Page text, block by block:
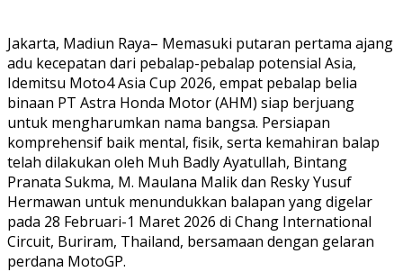
Jakarta, Madiun Raya– Memasuki putaran pertama ajang
adu kecepatan dari pebalap-pebalap potensial Asia,
Idemitsu Moto4 Asia Cup 2026, empat pebalap belia
binaan PT Astra Honda Motor (AHM) siap berjuang
untuk mengharumkan nama bangsa. Persiapan
komprehensif baik mental, fisik, serta kemahiran balap
telah dilakukan oleh Muh Badly Ayatullah, Bintang
Pranata Sukma, M. Maulana Malik dan Resky Yusuf
Hermawan untuk menundukkan balapan yang digelar
pada 28 Februari-1 Maret 2026 di Chang International
Circuit, Buriram, Thailand, bersamaan dengan gelaran
perdana MotoGP.